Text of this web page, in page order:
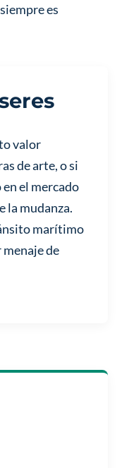
es
valor
de arte, o si
el mercado
la mudanza.
marítimo
menaje de